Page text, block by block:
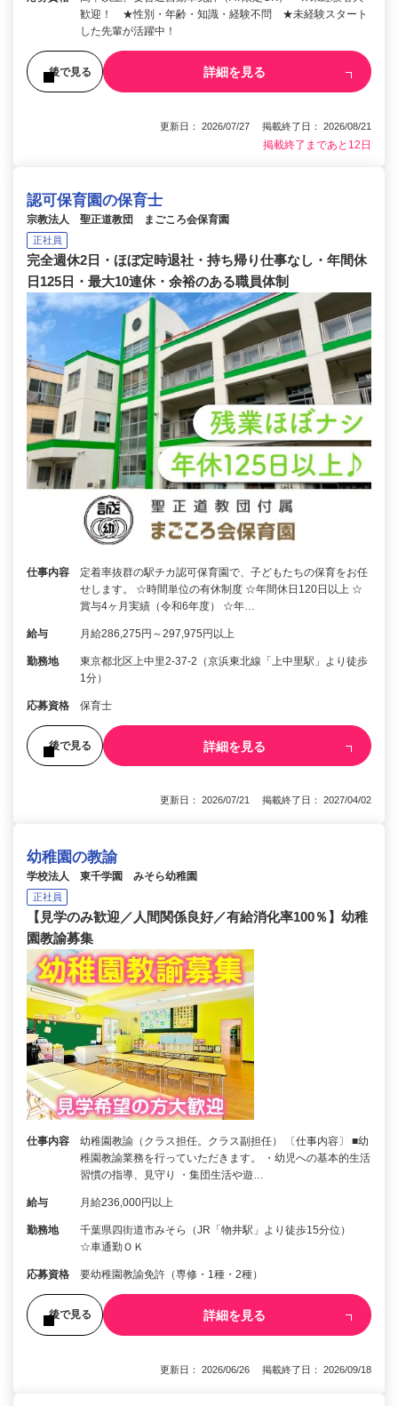
歓迎！ ★性別・年齢・知識・経験不問 ★未経験スタート
した先輩が活躍中！
後で見る 詳細を見る
更新日： 2026/07/27 掲載終了日： 2026/08/21
掲載終了まであと12日
認可保育園の保育士
宗教法人 聖正道教団 まごころ会保育園
正社員
完全週休2日・ほぼ定時退社・持ち帰り仕事なし・年間休
日125日・最大10連休・余裕のある職員体制
仕事内容
定着率抜群の駅チカ認可保育園で、子どもたちの保育をお任
せします。 ☆時間単位の有休制度 ☆年間休日120日以上 ☆
賞与4ヶ月実績（令和6年度） ☆年…
給与 月給286,275円～297,975円以上
勤務地
東京都北区上中里2-37-2（京浜東北線「上中里駅」より徒歩
1分）
応募資格 保育士
後で見る 詳細を見る
更新日： 2026/07/21 掲載終了日： 2027/04/02
幼稚園の教諭
学校法人 東千学園 みそら幼稚園
正社員
【見学のみ歓迎／人間関係良好／有給消化率100％】幼稚
園教諭募集
仕事内容
幼稚園教諭（クラス担任。クラス副担任） 〔仕事内容〕 ■幼
稚園教諭業務を行っていただきます。 ・幼児への基本的生活
習慣の指導、見守り ・集団生活や遊…
給与 月給236,000円以上
勤務地
千葉県四街道市みそら（JR「物井駅」より徒歩15分位）
☆車通勤ＯＫ
応募資格 要幼稚園教諭免許（専修・1種・2種）
後で見る 詳細を見る
更新日： 2026/06/26 掲載終了日： 2026/09/18